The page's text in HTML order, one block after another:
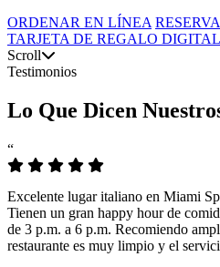
ORDENAR EN LÍNEA
TARJETA DE REGALO DIGITAL
Scroll
Testimonios
Lo Que Dicen
“
Excelente lugar italiano en Miami
Tienen un gran happy hour de
de 3 p.m. a 6 p.m. Recomiendo
restaurante es muy limpio y el